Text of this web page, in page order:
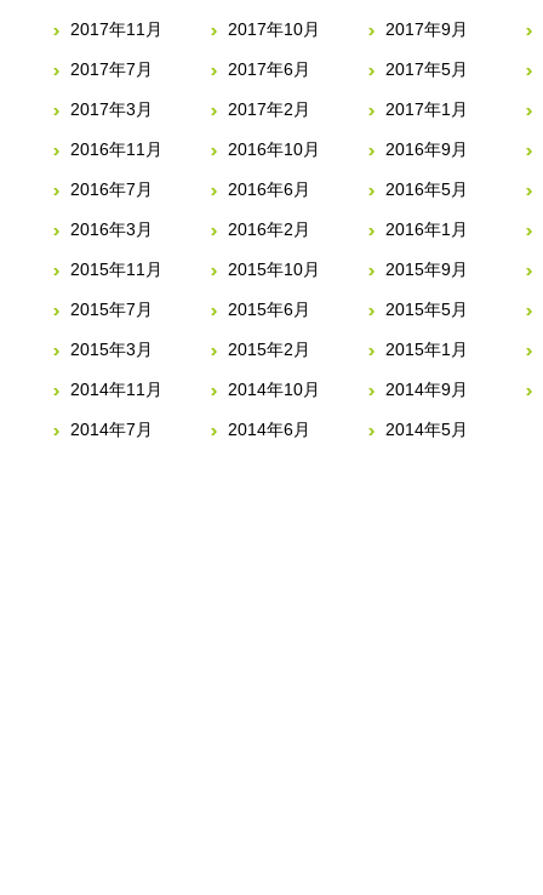
2017年11月 2017年10月 2017年9月
2017年7月 2017年6月 2017年5月
2017年3月 2017年2月 2017年1月
2016年11月 2016年10月 2016年9月
2016年7月 2016年6月 2016年5月
2016年3月 2016年2月 2016年1月
2015年11月 2015年10月 2015年9月
2015年7月 2015年6月 2015年5月
2015年3月 2015年2月 2015年1月
2014年11月 2014年10月 2014年9月
2014年7月 2014年6月 2014年5月